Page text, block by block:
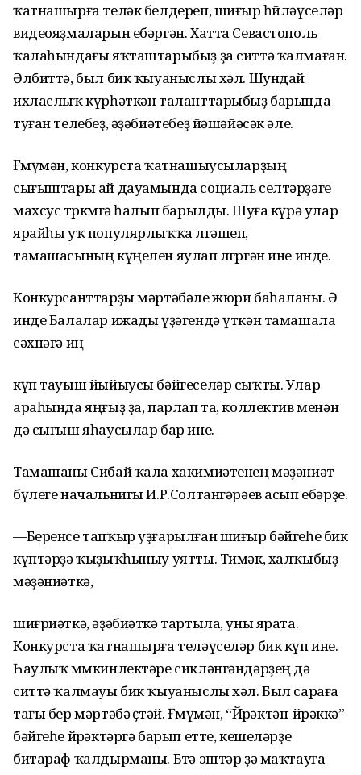
ҡатнашырға теләк белдереп, шиғыр һөйләүселәр
видеояҙмаларын ебәргән. Хатта Севастополь
ҡалаһындағы яҡташтарыбыҙ ҙа ситтә ҡалмаған.
Әлбиттә, был бик ҡыуаныслы хәл. Шундай
ихласлыҡ күрһәткән таланттарыбыҙ барында
туған телебеҙ, әҙәбиәтебеҙ йәшәйәсәк әле.
Ғөмүмән, конкурста ҡатнашыусыларҙың
сығыштары ай дауамында социаль селтәрҙәге
махсус төркөмгә һалып барылды. Шуға күрә улар
ярайһы уҡ популярлыҡҡа өлгәшеп,
тамашасының күңелен яулап өлгөргән ине инде.
Конкурсанттарҙы мәртәбәле жюри баһаланы. Ә
инде Балалар ижады үҙәгендә үткән тамашала
сәхнәгә иң
күп тауыш йыйыусы бәйгеселәр сыҡты. Улар
араһында яңғыҙ ҙа, парлап та, коллектив менән
дә сығыш яһаусылар бар ине.
Тамашаны Сибай ҡала хакимиәтенең мәҙәниәт
бүлеге начальнигы И.Р.Солтангәрәев асып ебәрҙе.
—Беренсе тапҡыр уҙғарылған шиғыр бәйгеһе бик
күптәрҙә ҡыҙыҡһыныу уятты. Тимәк, халҡыбыҙ
мәҙәниәткә,
шиғриәткә, әҙәбиәткә тартыла, уны ярата.
Конкурста ҡатнашырға теләүселәр бик күп ине.
Һаулыҡ мөмкинлектәре сикләнгәндәрҙең дә
ситтә ҡалмауы бик ҡыуаныслы хәл. Был сараға
тағы бер мәртәбә өҫтәй. Ғөмүмән, “Йөрәктән-йөрәккә”
бәйгеһе йөрәктәргә барып етте, кешеләрҙе
битараф ҡалдырманы. Бөтә эштәр ҙә маҡтауға